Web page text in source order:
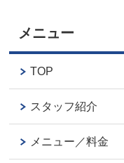
メニュー
TOP
スタッフ紹介
メニュー／料金